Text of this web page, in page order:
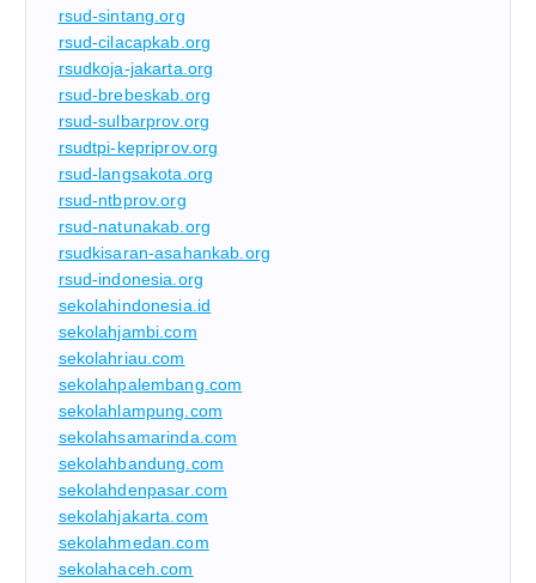
rsud-sintang.org
rsud-cilacapkab.org
rsudkoja-jakarta.org
rsud-brebeskab.org
rsud-sulbarprov.org
rsudtpi-kepriprov.org
rsud-langsakota.org
rsud-ntbprov.org
rsud-natunakab.org
rsudkisaran-asahankab.org
rsud-indonesia.org
sekolahindonesia.id
sekolahjambi.com
sekolahriau.com
sekolahpalembang.com
sekolahlampung.com
sekolahsamarinda.com
sekolahbandung.com
sekolahdenpasar.com
sekolahjakarta.com
sekolahmedan.com
sekolahaceh.com